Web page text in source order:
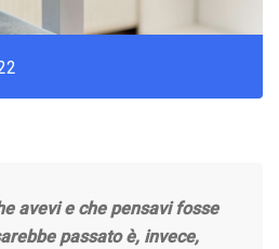
avevi e che pensavi fosse
passato è, invece,